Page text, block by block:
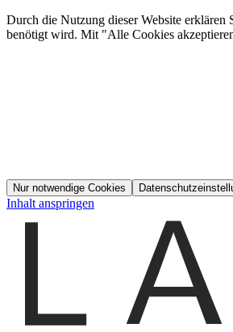
Durch die Nutzung dieser Website erklären
benötigt wird. Mit "Alle Cookies
Nur notwendige Cookies
Inhalt anspringen